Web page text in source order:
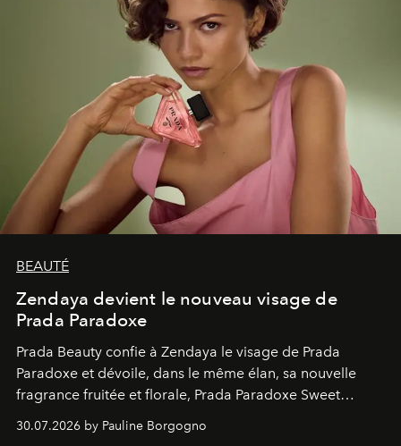
BEAUTÉ
Zendaya devient le nouveau visage de
Prada Paradoxe
Prada Beauty confie à Zendaya le visage de Prada
Paradoxe et dévoile, dans le même élan, sa nouvelle
fragrance fruitée et florale, Prada Paradoxe Sweet
30.07.2026 by Pauline Borgogno